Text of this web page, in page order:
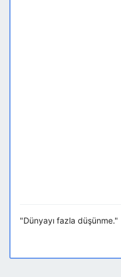
"Dünyayı fazla düşünme."